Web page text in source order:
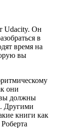
Udacity. Он
в
время на
вы
они
должны
Другими
книги как
Роберта